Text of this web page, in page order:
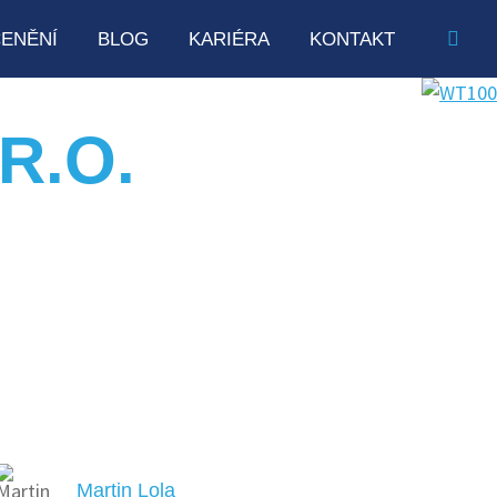
BLOG KARIÉRA KONTAKT
a
pro další firemní
Martin Lola